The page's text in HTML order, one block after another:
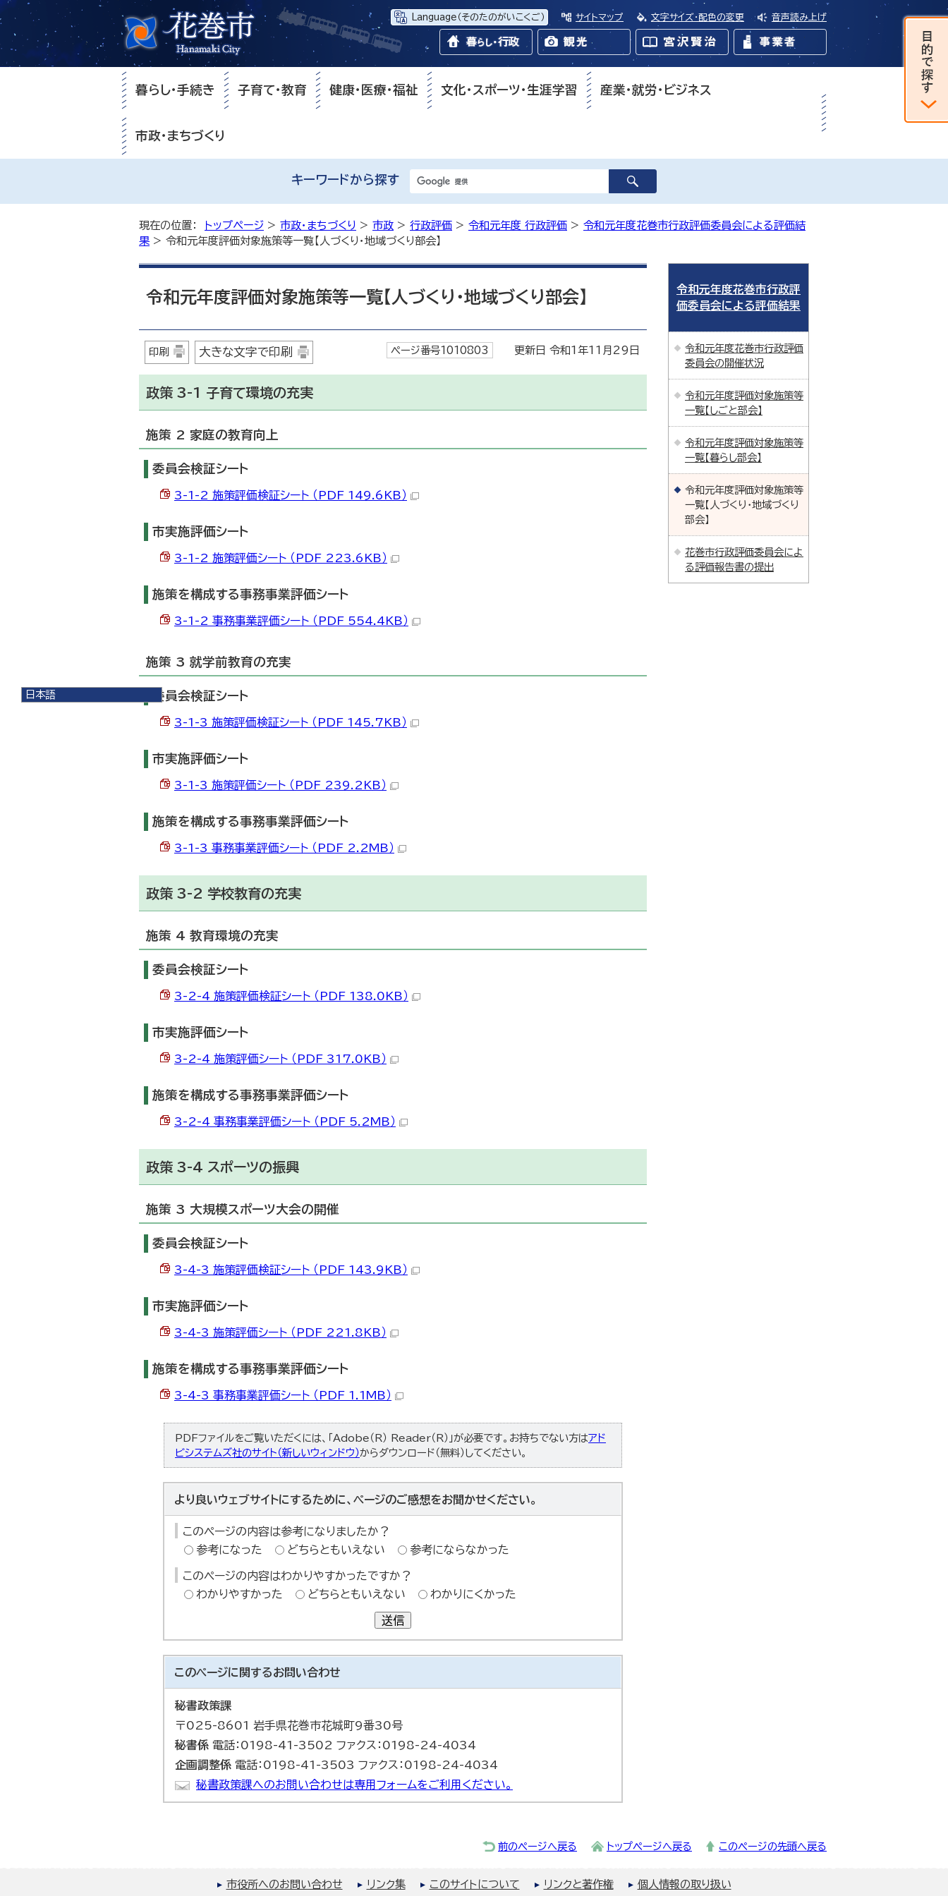
Language （そのたのがいこくご） サイトマップ 文字サイズ・配色の変更 音声読み上げ
日本語
暮らし・手続き 子育て・教育 健康・医療・福祉 文化・スポーツ・生涯学習 産業・就労・ビジネス
市政・まちづくり
キーワードから探す
現在の位置： トップページ > 市政・まちづくり > 市政 > 行政評価 > 令和元年度 行政評価 > 令和元年度花巻市行政評価委員会による評価結
果 > 令和元年度評価対象施策等一覧【人づくり・地域づくり部会】
令和元年度評価対象施策等一覧【人づくり・地域づくり部会】
印刷 大きな文字で印刷 ページ番号1010803 更新日 令和1年11月29日
政策 3-1 子育て環境の充実
施策 2 家庭の教育向上
委員会検証シート
3-1-2 施策評価検証シート （PDF 149.6KB）
市実施評価シート
3-1-2 施策評価シート （PDF 223.6KB）
施策を構成する事務事業評価シート
3-1-2 事務事業評価シート （PDF 554.4KB）
施策 3 就学前教育の充実
委員会検証シート
3-1-3 施策評価検証シート （PDF 145.7KB）
市実施評価シート
3-1-3 施策評価シート （PDF 239.2KB）
施策を構成する事務事業評価シート
3-1-3 事務事業評価シート （PDF 2.2MB）
政策 3-2 学校教育の充実
施策 4 教育環境の充実
委員会検証シート
3-2-4 施策評価検証シート （PDF 138.0KB）
市実施評価シート
3-2-4 施策評価シート （PDF 317.0KB）
施策を構成する事務事業評価シート
3-2-4 事務事業評価シート （PDF 5.2MB）
政策 3-4 スポーツの振興
施策 3 大規模スポーツ大会の開催
委員会検証シート
3-4-3 施策評価検証シート （PDF 143.9KB）
市実施評価シート
3-4-3 施策評価シート （PDF 221.8KB）
施策を構成する事務事業評価シート
3-4-3 事務事業評価シート （PDF 1.1MB）
PDFファイルをご覧いただくには、「Adobe（R） Reader（R）」が必要です。お持ちでない方はアド
ビシステムズ社のサイト（新しいウィンドウ）からダウンロード（無料）してください。
より良いウェブサイトにするために、ページのご感想をお聞かせください。
このページの内容は参考になりましたか？
参考になった
どちらともいえない 参考にならなかった
このページの内容はわかりやすかったですか？
わかりやすかった
どちらともいえない わかりにくかった
送信
このページに関するお問い合わせ
秘書政策課
〒025-8601 岩手県花巻市花城町9番30号
秘書係 電話：0198-41-3502 ファクス：0198-24-4034
企画調整係 電話：0198-41-3503 ファクス：0198-24-4034
秘書政策課へのお問い合わせは専用フォームをご利用ください。
令和元年度花巻市行政評
価委員会による評価結果
令和元年度花巻市行政評価
委員会の開催状況
令和元年度評価対象施策等
一覧【しごと部会】
令和元年度評価対象施策等
一覧【暮らし部会】
令和元年度評価対象施策等
一覧【人づくり・地域づくり
部会】
花巻市行政評価委員会によ
る評価報告書の提出
前のページへ戻る トップページへ戻る このページの先頭へ戻る
市役所へのお問い合わせ リンク集 このサイトについて リンクと著作権 個人情報の取り扱い